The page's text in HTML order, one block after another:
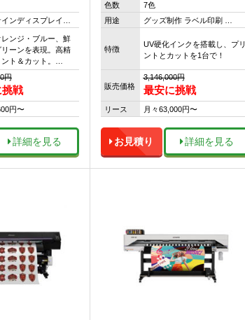
ンディスプレイ…
ンジ・ブルー、鮮
ーンを表現。高精
ト＆カット。…
円
戦
円〜
詳細を見る
色数
7色
用途
グッズ制作 ラベル印刷 …
特徴
UV硬化インクを搭載し、プリ
ントとカットを1台で！
販売価格
3,146,000円
最安に挑戦
リース 月々63,000円〜
お見積り 詳細を見る